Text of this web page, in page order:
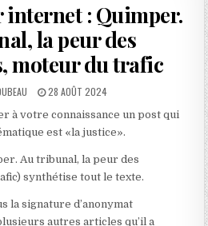
internet : Quimper.
la peur des
moteur du trafic
PUBLISHED
28 AOÛT 2024
à votre connaissance un post qui
est «la justice».
Au tribunal, la peur des
synthétise tout le texte.
la signature d’anonymat
autres articles qu’il a